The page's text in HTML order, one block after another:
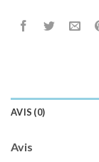
AVIS (0)
Avis